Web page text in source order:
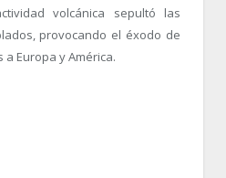
volcánica sepultó las
provocando el éxodo de
Europa y América.